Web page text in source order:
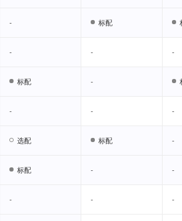
- 标配
- - -
标配 -
- - -
选配 标配 -
标配 - -
- - -
- 标配
- - -
标配 -
- - -
选配 标配 -
标配 - -
- - -